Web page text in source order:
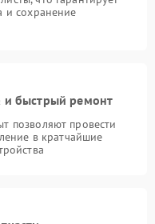
и сохранение
и быстрый ремонт
позволяют провести
в кратчайшие